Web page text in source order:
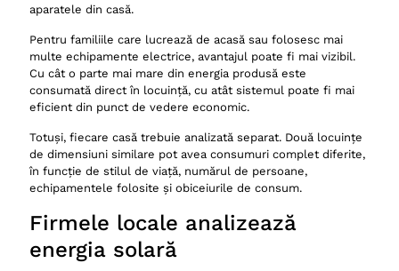
aparatele din casă.
Pentru familiile care lucrează de acasă sau folosesc mai
multe echipamente electrice, avantajul poate fi mai vizibil.
Cu cât o parte mai mare din energia produsă este
consumată direct în locuință, cu atât sistemul poate fi mai
eficient din punct de vedere economic.
Totuși, fiecare casă trebuie analizată separat. Două locuințe
de dimensiuni similare pot avea consumuri complet diferite,
în funcție de stilul de viață, numărul de persoane,
echipamentele folosite și obiceiurile de consum.
Firmele locale analizează
energia solară